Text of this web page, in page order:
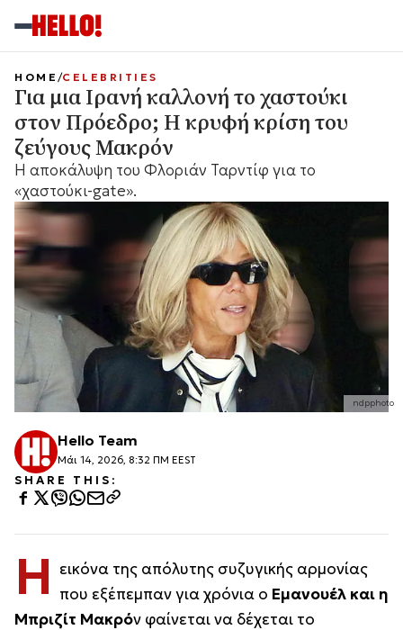
ndpphoto
HOME CELEBRITIES
Για μια Ιρανή καλλονή το χαστούκι
στον Πρόεδρο; Η κρυφή κρίση του
ζεύγους Μακρόν
Η αποκάλυψη του Φλοριάν Ταρντίφ για το
«χαστούκι-gate».
Hello Team
Μάι 14, 2026, 8:32 ΠΜ EEST
SHARE THIS:
Η εικόνα της απόλυτης συζυγικής αρμονίας
που εξέπεμπαν για χρόνια ο Εμανουέλ και η
Μπριζίτ Μακρόν φαίνεται να δέχεται το